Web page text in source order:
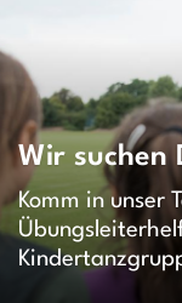
Wir suchen
Komm in unser